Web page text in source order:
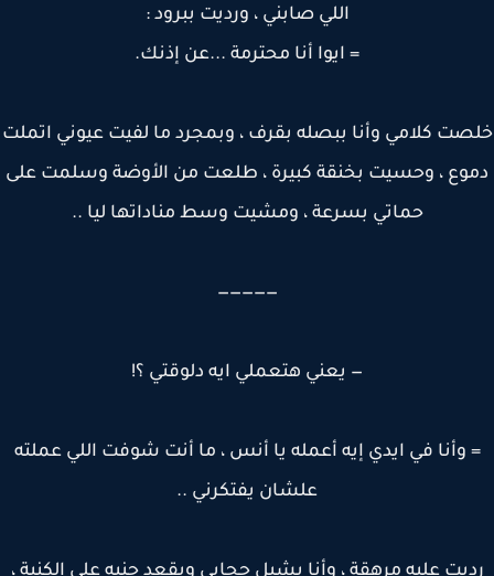
اللي صابني ، ورديت ببرود :
= ايوا أنا محترمة ...عن إذنك.
كلامي وأنا ببصله بقرف ، وبمجرد ما لفيت عيوني اتملت
، وحسيت بخنقة كبيرة ، طلعت من الأوضة وسلمت على
حماتي بسرعة ، ومشيت وسط مناداتها ليا ..
—————
— يعني هتعملي ايه دلوقتي ؟!
وأنا في ايدي إيه أعمله يا أنس ، ما أنت شوفت اللي عملته
علشان يفتكرني ..
عليه مرهقة ، وأنا بشيل حجابي وبقعد جنبه على الكنبة ،